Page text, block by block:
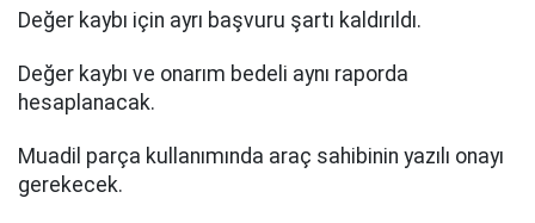
Değer kaybı için ayrı başvuru şartı kaldırıldı.
Değer kaybı ve onarım bedeli aynı raporda
hesaplanacak.
Muadil parça kullanımında araç sahibinin yazılı onayı
gerekecek.